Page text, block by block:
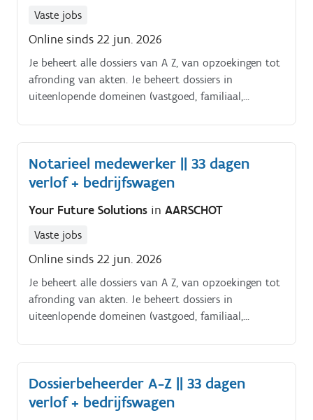
Vaste jobs
Online sinds 22 jun. 2026
Je beheert alle dossiers van A Z, van opzoekingen tot
afronding van akten. Je beheert dossiers in
uiteenlopende domeinen (vastgoed, familiaal,
Notarieel medewerker || 33 dagen
verlof + bedrijfswagen
Your Future Solutions in AARSCHOT
Vaste jobs
Online sinds 22 jun. 2026
Je beheert alle dossiers van A Z, van opzoekingen tot
afronding van akten. Je beheert dossiers in
uiteenlopende domeinen (vastgoed, familiaal,
Dossierbeheerder A-Z || 33 dagen
verlof + bedrijfswagen